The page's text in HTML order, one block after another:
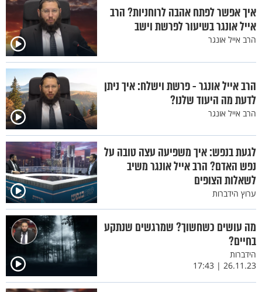
איך אפשר לפתח אהבה לרוחניות? הרב
אייל אונגר בשיעור לפרשת וישב
הרב אייל אונגר
הרב אייל אונגר - פרשת וישלח: איך ניתן
לדעת מה היעוד שלנו?
הרב אייל אונגר
לגעת בנפש: איך משפיעה עצה טובה על
נפש האדם? הרב אייל אונגר משיב
לשאלות הצופים
ערוץ הידברות
מה עושים כשחשוך? שמרגשים שנתקע
בחיים?
הידברות
26.11.23 | 17:43